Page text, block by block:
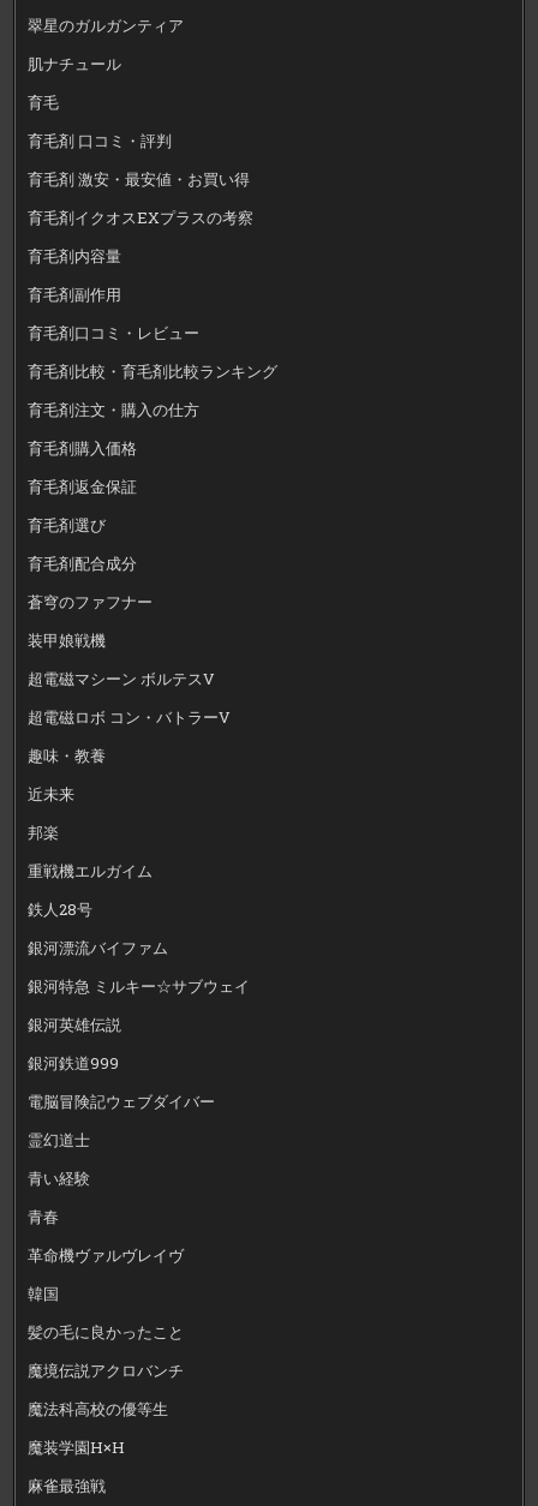
翠星のガルガンティア
肌ナチュール
育毛
育毛剤 口コミ・評判
育毛剤 激安・最安値・お買い得
育毛剤イクオスEXプラスの考察
育毛剤内容量
育毛剤副作用
育毛剤口コミ・レビュー
育毛剤比較・育毛剤比較ランキング
育毛剤注文・購入の仕方
育毛剤購入価格
育毛剤返金保証
育毛剤選び
育毛剤配合成分
蒼穹のファフナー
装甲娘戦機
超電磁マシーン ボルテスV
超電磁ロボ コン・バトラーV
趣味・教養
近未来
邦楽
重戦機エルガイム
鉄人28号
銀河漂流バイファム
銀河特急 ミルキー☆サブウェイ
銀河英雄伝説
銀河鉄道999
電脳冒険記ウェブダイバー
霊幻道士
青い経験
青春
革命機ヴァルヴレイヴ
韓国
髪の毛に良かったこと
魔境伝説アクロバンチ
魔法科高校の優等生
魔装学園H×H
麻雀最強戦